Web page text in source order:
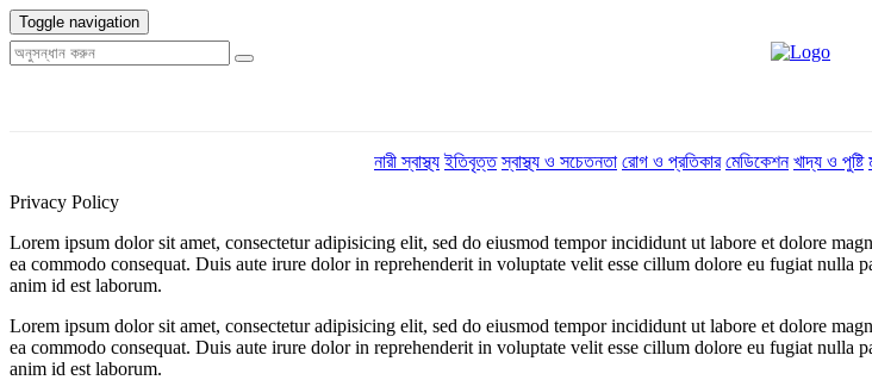
Toggle navigation
নারী স্বাস্থ্য ইতিবৃত্ত স্বাস্থ্য ও সচেতনতা রোগ ও প্রতিকার মেডিকেশন খাদ্য ও পুষ্টি
Privacy Policy
Lorem ipsum dolor sit amet, consectetur adipisicing elit, sed do eiusmod tempor incididunt ut labore et dolore
ea commodo consequat. Duis aute irure dolor in reprehenderit in voluptate velit esse cillum dolore eu fugiat
anim id est laborum.
Lorem ipsum dolor sit amet, consectetur adipisicing elit, sed do eiusmod tempor incididunt ut labore et dolore
ea commodo consequat. Duis aute irure dolor in reprehenderit in voluptate velit esse cillum dolore eu fugiat
anim id est laborum.